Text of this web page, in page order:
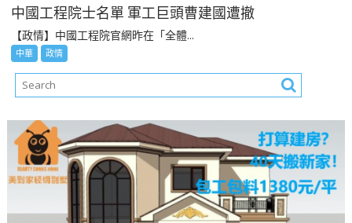
中國工程院士名單 軍工巨頭曹建國遭撤
【政情】中國工程院官網昨在「全體...
中華 政情